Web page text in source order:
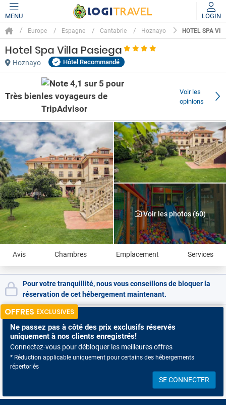
MENU LOGIN
Europe Espagne Cantabrie Hoznayo HOTEL SPA
Hotel Spa Villa Pasiega
Hoznayo Hôtel Recommandé
Très bien
Voir les
opinions
Voir les photos (60)
Avis Chambres Emplacement Services
Pour votre tranquillité, nous vous conseillons de bloquer la
réservation de cet hébergement maintenant.
OFFRES EXCLUSIVES
Ne passez pas à côté des prix exclusifs réservés
uniquement à nos clients enregistrés!
Connectez-vous pour débloquer les meilleures offres
* Réduction applicable uniquement pour certains des hébergements
répertoriés
SE CONNECTER